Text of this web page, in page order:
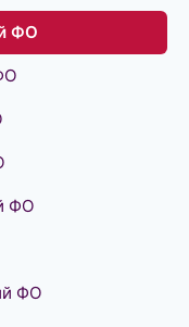
ФО
ФО
ФО